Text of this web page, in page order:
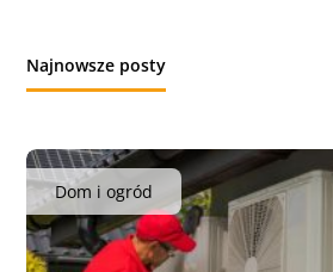
Najnowsze posty
Dom i ogród